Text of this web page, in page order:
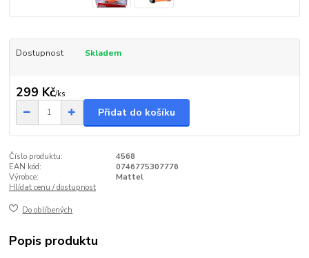
Dostupnost Skladem
299 Kč/ks
Přidat do košíku
Číslo produktu:
4568
EAN kód:
0746775307776
Výrobce:
Mattel
Hlídat cenu / dostupnost
Do oblíbených
Popis produktu